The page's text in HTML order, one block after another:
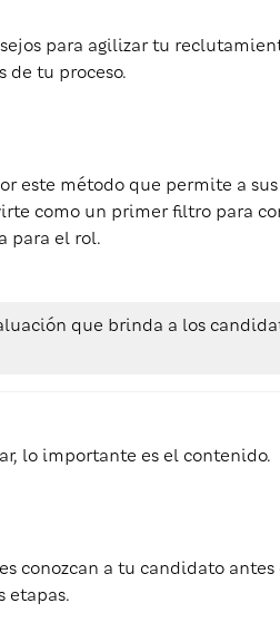
para agilizar tu
de tu proceso.
este método que permite a
como un primer filtro para
para el rol.
que brinda a los
lo importante es el contenido.
conozcan a tu candidato
etapas.